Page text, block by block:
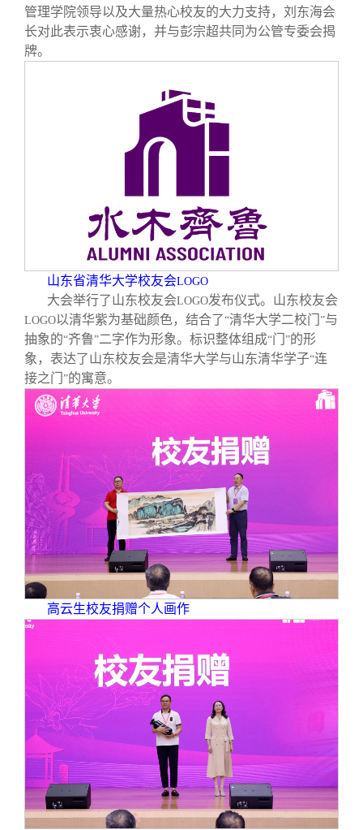
管理学院领导以及大量热心校友的大力支持，刘东海会
长对此表示衷心感谢，并与彭宗超共同为公管专委会揭
牌。
山东省清华大学校友会LOGO
大会举行了山东校友会LOGO发布仪式。山东校友会
LOGO以清华紫为基础颜色，结合了“清华大学二校门 ”与
抽象的“齐鲁”二字作为形象。标识整体组成“门 ”的形
象，表达了山东校友会是清华大学与山东清华学子“连
接之门 ”的寓意。
高云生校友捐赠个人画作